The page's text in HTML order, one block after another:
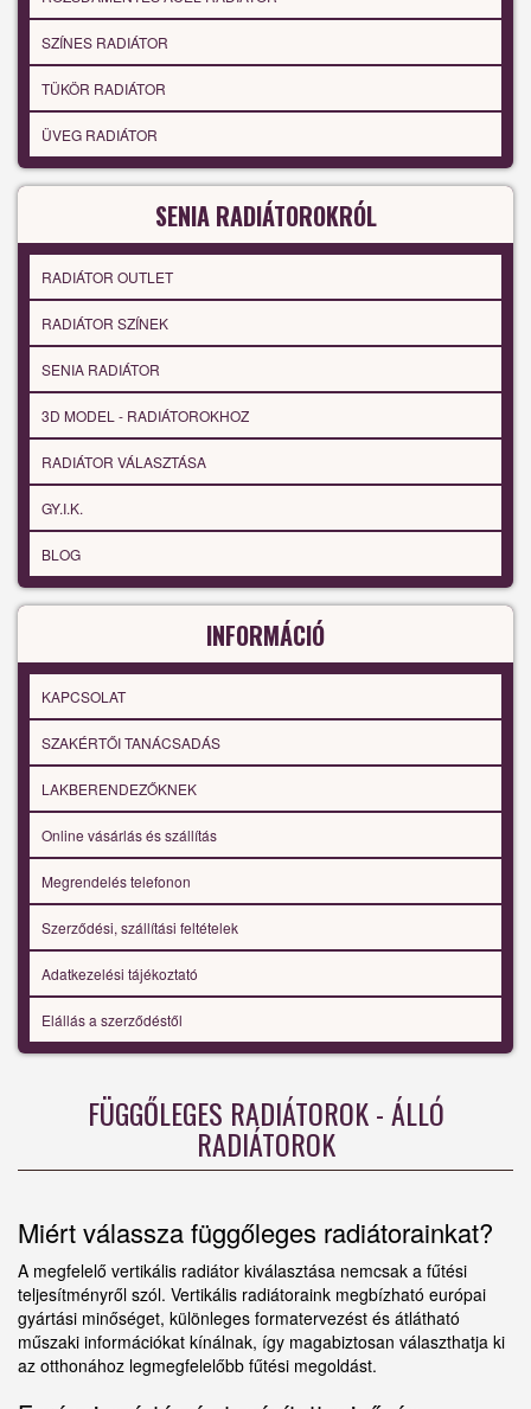
SZÍNES RADIÁTOR
TÜKÖR RADIÁTOR
ÜVEG RADIÁTOR
SENIA RADIÁTOROKRÓL
RADIÁTOR OUTLET
RADIÁTOR SZÍNEK
SENIA RADIÁTOR
3D MODEL - RADIÁTOROKHOZ
RADIÁTOR VÁLASZTÁSA
GY.I.K.
BLOG
INFORMÁCIÓ
KAPCSOLAT
SZAKÉRTŐI TANÁCSADÁS
LAKBERENDEZŐKNEK
Online vásárlás és szállítás
Megrendelés telefonon
Szerződési, szállítási feltételek
Adatkezelési tájékoztató
Elállás a szerződéstől
FÜGGŐLEGES RADIÁTOROK - ÁLLÓ
RADIÁTOROK
Miért válassza függőleges radiátorainkat?
A megfelelő vertikális radiátor kiválasztása nemcsak a fűtési
teljesítményről szól. Vertikális radiátoraink megbízható európai
gyártási minőséget, különleges formatervezést és átlátható
műszaki információkat kínálnak, így magabiztosan választhatja ki
az otthonához legmegfelelőbb fűtési megoldást.